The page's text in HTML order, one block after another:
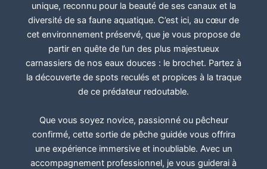
unique, reconnu pour la beauté de ses canaux et la
diversité de sa faune aquatique. C’est ici, au cœur de
cet environnement préservé, que je vous propose de
partir en quête de l’un des plus majestueux
carnassiers de nos eaux douces : le brochet. Partez à
la découverte de spots reculés et propices à la traque
de ce prédateur redoutable.
Que vous soyez novice, passionné ou pêcheur
confirmé, cette sortie de pêche guidée vous offrira
une expérience immersive et inoubliable. Avec un
accompagnement professionnel, je vous guiderai à